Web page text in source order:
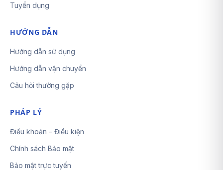
Tuyển dụng
HƯỚNG DẪN
Hướng dẫn sử dụng
Hướng dẫn vận chuyển
Câu hỏi thường gặp
PHÁP LÝ
Điều khoản – Điều kiện
Chính sách Bảo mật
Bảo mật trực tuyến